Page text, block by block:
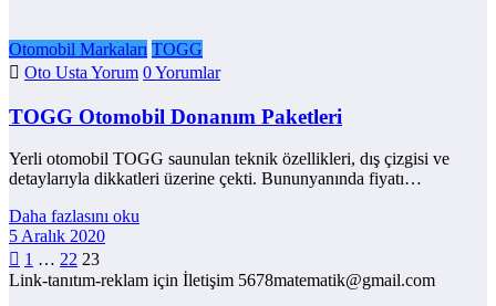
Otomobil Markaları TOGG
Oto Usta Yorum 0 Yorumlar
TOGG Otomobil Donanım Paketleri
Yerli otomobil TOGG saunulan teknik özellikleri, dış çizgisi ve
detaylarıyla dikkatleri üzerine çekti. Bununyanında fiyatı…
Daha fazlasını oku
5 Aralık 2020
Yazı
sayfalaması
1 … 22 23
Link-tanıtım-reklam için İletişim 5678matematik@gmail.com